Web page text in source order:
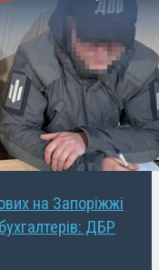
на Запоріжжі
ДБР